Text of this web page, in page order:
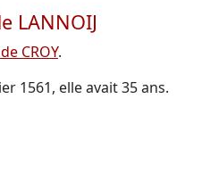
LANNOIJ
CROY.
1561, elle avait 35 ans.